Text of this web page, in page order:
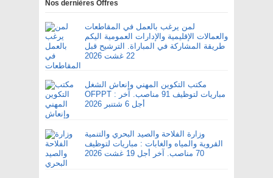
Nos dernières Offres
لمن يرغب بالعمل في المقاطعات
والعمالات الإقليمية والإدارات العمومية اليكم
طريقة المشاركة في المباراة. الترشيح قبل
22 غشت 2026
مكتب التكوين المهني وإنعاش الشغل
OFPPT : مباريات لتوظيف 91 مناصب. آخر
أجل 6 شتنبر 2026
وزارة الفلاحة والصيد البحري والتنمية
القروية والمياه والغابات : مباريات لتوظيف
70 مناصب. آخر أجل 19 غشت 2026